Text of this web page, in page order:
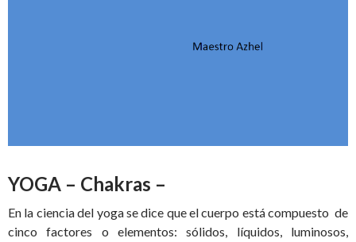
YOGA – Chakras –
En la ciencia del yoga se dice que el cuerpo está compuesto de
cinco factores o elementos: sólidos, líquidos, luminosos,